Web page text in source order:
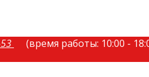
(время работы: 10:00 -